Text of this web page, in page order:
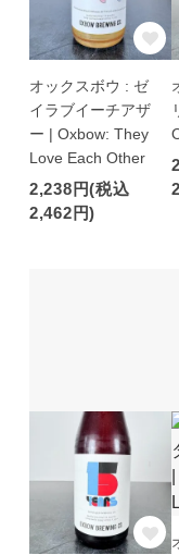
オックスボウ : ゼ
イラブイーチアザ
ー | Oxbow: They
Love Each Other
2,238円(税込
2,462円)